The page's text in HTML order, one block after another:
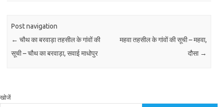
Post navigation
← चौथ का बरवाड़ा तहसील के गांवों की
सूची – चौथ का बरवाड़ा, सवाई माधोपुर
महवा तहसील के गांवों की सूची – महवा,
दौसा →
खोजें